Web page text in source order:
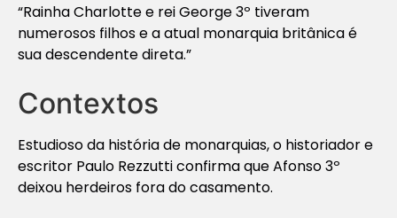
“Rainha Charlotte e rei George 3º tiveram
numerosos filhos e a atual monarquia britânica é
sua descendente direta.”
Contextos
Estudioso da história de monarquias, o historiador e
escritor Paulo Rezzutti confirma que Afonso 3º
deixou herdeiros fora do casamento.